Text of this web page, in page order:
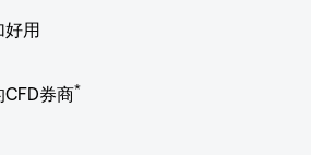
好用
券商*